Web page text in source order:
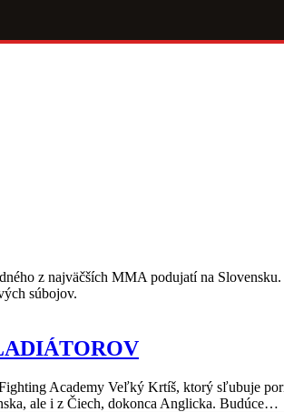
z najväčších MMA podujatí na
súbojov.
Academy Veľký Krtíš, ktorý sľubuje
ale i z Čiech, dokonca Anglicka. Budúce…